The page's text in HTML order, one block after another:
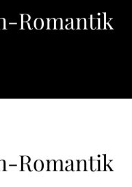
Romantik
Romantik